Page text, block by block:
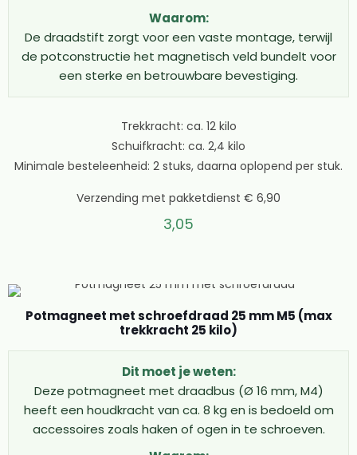
Waarom kiezen zoveel klanten voor onze potmagneten
met schroefdraad? ✓ Uitgebreide keuze: Van 10mm tot
25mm doorsnede, er is altijd een magneet met
draadeinde die perfect bij jouw project past ✓Hoogste
kwaliteit: Alle potmagneet schroefdraad producten zijn
gemaakt van premium neodymium met duurzame
vernikkeling ✓ Scherpe prijzen: Directe import zorgt voor
de beste prijs-kwaliteitverhouding op de Nederlandse
binnen 1-2 dagen verzonden, zodat je snel aan de slag
kunt ✓ Deskundig advies: Ons team helpt je graag bij het
op ons vertrouwen
Kies de perfecte potmagneet met
Een potmagneet draadeind is de ideale oplossing
wanneer je magnetische kracht wilt combineren met
flexibele bevestigingsmogelijkheden. Of je nu een kleine
10mm magneet met schroefdraad nodig hebt voor
Waarom:
De draadstift zorgt voor een vaste montage, terwijl
de potconstructie het magnetisch veld bundelt voor
een sterke en betrouwbare bevestiging.
Trekkracht: ca. 12 kilo
Schuifkracht: ca. 2,4 kilo
Minimale besteleenheid: 2 stuks, daarna oplopend per stuk.
Verzending met pakketdienst € 6,90
3,05
Potmagneet met schroefdraad 25 mm M5 (max
trekkracht 25 kilo)
Dit moet je weten:
Deze potmagneet met draadbus (Ø 16 mm, M4)
heeft een houdkracht van ca. 8 kg en is bedoeld om
accessoires zoals haken of ogen in te schroeven.